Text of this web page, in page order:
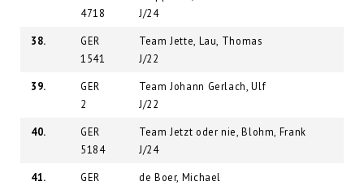
4718
J/24
38.
GER
1541
Team Jette, Lau, Thomas
J/22
39.
GER
2
Team Johann Gerlach, Ulf
J/22
40.
GER
5184
Team Jetzt oder nie, Blohm, Frank
J/24
41.
GER
de Boer, Michael